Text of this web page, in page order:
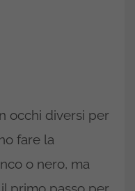
occhi diversi per
fare la
o nero, ma